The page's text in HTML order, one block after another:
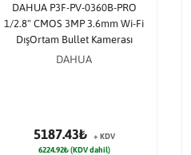
DAHUA P3F-PV-0360B-PRO
1/2.8" CMOS 3MP 3.6mm Wi-Fi
DışOrtam Bullet Kamerası
DAHUA
5187.43₺
+ KDV
6224.92₺ (KDV dahil)